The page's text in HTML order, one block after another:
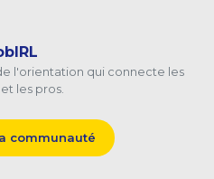
l'orientation qui connecte les
les pros.
communauté